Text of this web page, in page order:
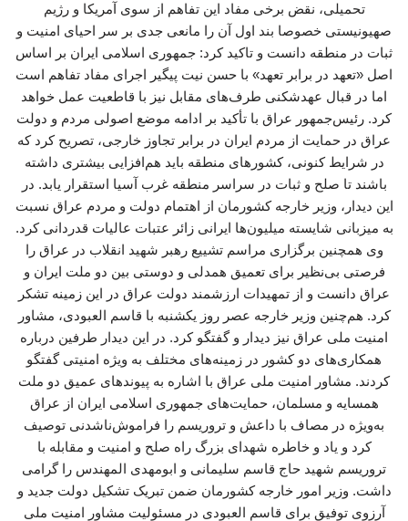
تحمیلی، نقض برخی مفاد این تفاهم از سوی آمریکا و رژیم
صهیونیستی خصوصا بند اول آن را مانعی جدی بر سر احیای امنیت و
ثبات در منطقه دانست و تاکید کرد: جمهوری اسلامی ایران بر اساس
اصل «تعهد در برابر تعهد» با حسن نیت پیگیر اجرای مفاد تفاهم است
اما در قبال عهدشکنی طرف‌های مقابل نیز با قاطعیت عمل خواهد
کرد. رئیس‌جمهور عراق با تأکید بر ادامه موضع اصولی مردم و دولت
عراق در حمایت از مردم ایران در برابر تجاوز خارجی، تصریح کرد که
در شرایط کنونی، کشورهای منطقه باید هم‌افزایی بیشتری داشته
باشند تا صلح و ثبات در سراسر منطقه غرب آسیا استقرار یابد. در
این دیدار، وزیر خارجه کشورمان از اهتمام دولت و مردم عراق نسبت
به میزبانی شایسته میلیون‌ها ایرانی زائر عتبات عالیات قدردانی کرد.
وی همچنین برگزاری مراسم تشییع رهبر شهید انقلاب در عراق را
فرصتی بی‌نظیر برای تعمیق همدلی و دوستی بین دو ملت ایران و
عراق دانست و از تمهیدات ارزشمند دولت عراق در این زمینه تشکر
کرد. هم‌چنین وزیر خارجه عصر روز یکشنبه با قاسم العبودی، مشاور
امنیت ملی عراق نیز دیدار و گفتگو کرد. در این دیدار طرفین درباره
همکاری‌های دو کشور در زمینه‌های مختلف به ویژه امنیتی گفتگو
کردند. مشاور امنیت ملی عراق با اشاره به پیوندهای عمیق دو ملت
همسایه و مسلمان، حمایت‌های جمهوری اسلامی ایران از عراق
به‌ویژه در مصاف با داعش و تروریسم را فراموش‌ناشدنی توصیف
کرد و یاد و خاطره شهدای بزرگ راه صلح و امنیت و مقابله با
تروریسم شهید حاج قاسم سلیمانی و ابومهدی المهندس را گرامی
داشت. وزیر امور خارجه کشورمان ضمن تبریک تشکیل دولت جدید و
آرزوی توفیق برای قاسم العبودی در مسئولیت مشاور امنیت ملی